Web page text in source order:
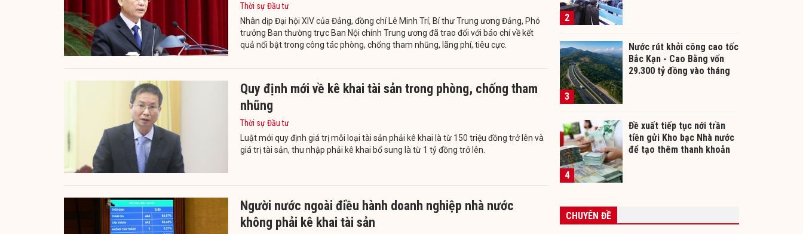
Thời sự Đầu tư
Nhân dịp Đại hội XIV của Đảng, đồng chí Lê Minh Trí, Bí thư Trung ương Đảng, Phó
trưởng Ban thường trực Ban Nội chính Trung ương đã trao đổi với báo chí về kết
quả nổi bật trong công tác phòng, chống tham nhũng, lãng phí, tiêu cực.
Quy định mới về kê khai tài sản trong phòng, chống tham
nhũng
Thời sự Đầu tư
Luật mới quy định giá trị mỗi loại tài sản phải kê khai là từ 150 triệu đồng trở lên và
giá trị tài sản, thu nhập phải kê khai bổ sung là từ 1 tỷ đồng trở lên.
Người nước ngoài điều hành doanh nghiệp nhà nước
không phải kê khai tài sản
2
3
Nước rút khởi công cao tốc
Bắc Kạn - Cao Bằng vốn
29.300 tỷ đồng vào tháng
4
Đề xuất tiếp tục nới trần
tiền gửi Kho bạc Nhà nước
để tạo thêm thanh khoản
CHUYÊN ĐỀ